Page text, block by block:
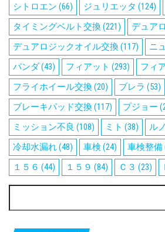
シトロエン (66) ジュリエッタ (124)
タイミングベルト交換(221) デュア
デュアロジックオイル交換(117) ニ
パンダ(43) フィアット (293) フィ
フライホイール交換(20) ブレラ (53)
ブレーキパッド交換(117) プジョー
ミッション不良 (108) ミト (38) ル
冷却水漏れ(48) 車検 (24) 車検整備
１５６ (44) １５９ (84) Ｃ３ (23)
索: